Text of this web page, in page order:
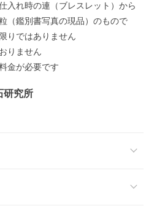
入れ時の連（ブレスレット）から
（鑑別書写真の現品）のもので
りではありません
りません
金が必要です
研究所